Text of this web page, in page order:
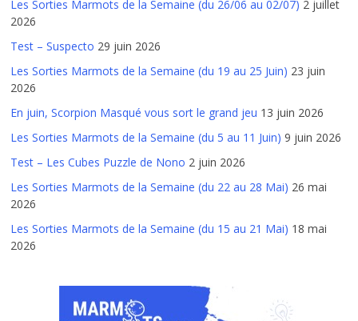
Les Sorties Marmots de la Semaine (du 26/06 au 02/07) 2 juillet
2026
Test – Suspecto 29 juin 2026
Les Sorties Marmots de la Semaine (du 19 au 25 Juin) 23 juin
2026
En juin, Scorpion Masqué vous sort le grand jeu 13 juin 2026
Les Sorties Marmots de la Semaine (du 5 au 11 Juin) 9 juin 2026
Test – Les Cubes Puzzle de Nono 2 juin 2026
Les Sorties Marmots de la Semaine (du 22 au 28 Mai) 26 mai
2026
Les Sorties Marmots de la Semaine (du 15 au 21 Mai) 18 mai
2026